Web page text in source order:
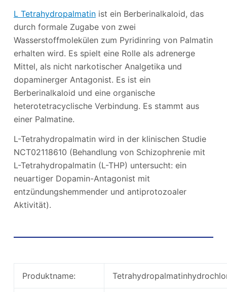
L Tetrahydropalmatinist ein Berberinalkaloid, das
durch formale Zugabe von zwei
Wasserstoffmolekülen zum Pyridinring von Palmatin
erhalten wird. Es spielt eine Rolle als adrenerge
Mittel, als nicht narkotischer Analgetika und
dopaminerger Antagonist. Es ist ein
Berberinalkaloid und eine organische
heterotetracyclische Verbindung. Es stammt aus
einer Palmatine.
L-Tetrahydropalmatin wird in der klinischen Studie
NCT02118610 (Behandlung von Schizophrenie mit
L-Tetrahydropalmatin (L-THP) untersucht: ein
neuartiger Dopamin-Antagonist mit
entzündungshemmender und antiprotozoaler
Aktivität).
Produktname: